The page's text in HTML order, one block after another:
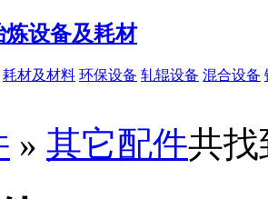
炼设备及耗材
耗材及材料 环保设备 轧辊设备 混合设备
» 其它配件共